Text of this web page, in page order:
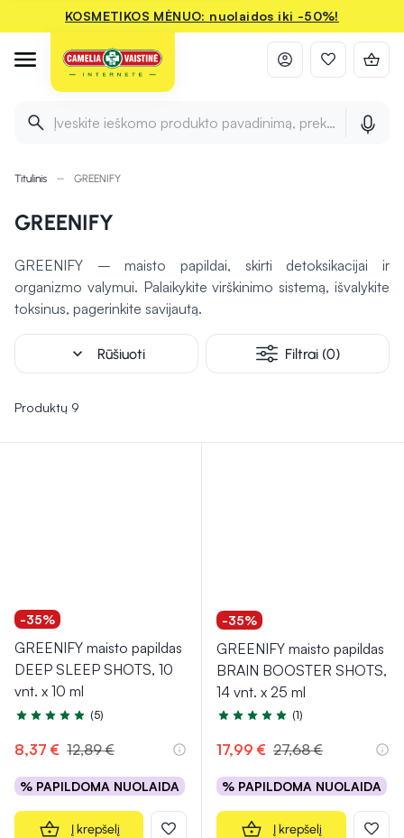
KOSMETIKOS MĖNUO: nuolaidos iki -50%!
Įveskite ieškomo produkto pavadinimą, prekės ženklą ir
Titulinis GREENIFY
GREENIFY
GREENIFY – maisto papildai, skirti detoksikacijai ir
organizmo valymui. Palaikykite virškinimo sistemą, išvalykite
toksinus, pagerinkite savijautą.
expand_more Rūšiuoti Filtrai (0)
Produktų 9
-35%
GREENIFY maisto papildas
DEEP SLEEP SHOTS, 10
vnt. x 10 ml
Įvertinimas 5.0 iš 5
(5)
8,37 € 12,89 €
% PAPILDOMA NUOLAIDA
Į krepšelį
-35%
GREENIFY maisto papildas
BRAIN BOOSTER SHOTS,
14 vnt. x 25 ml
Įvertinimas 5.0 iš 5
(1)
17,99 € 27,68 €
% PAPILDOMA NUOLAIDA
Į krepšelį